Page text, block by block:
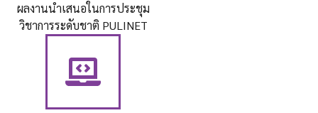
ผลงานนำเสนอในการประชุม
วิชาการระดับชาติ PULINET